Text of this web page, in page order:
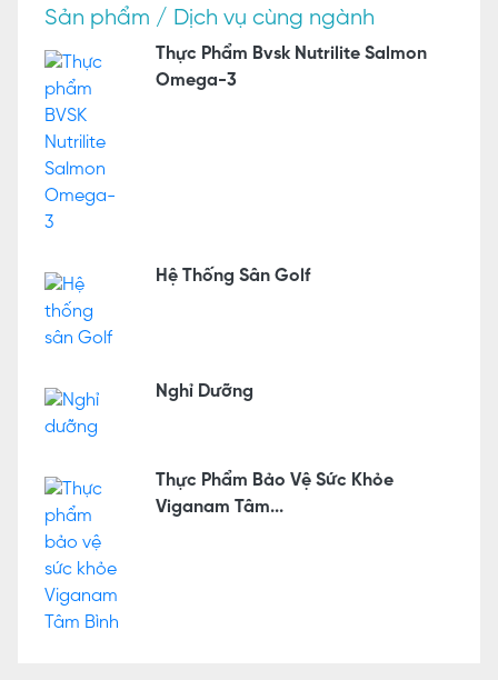
Sản phẩm / Dịch vụ cùng ngành
Thực Phẩm Bvsk Nutrilite Salmon
Omega-3
Hệ Thống Sân Golf
Nghỉ Dưỡng
Thực Phẩm Bảo Vệ Sức Khỏe
Viganam Tâm...